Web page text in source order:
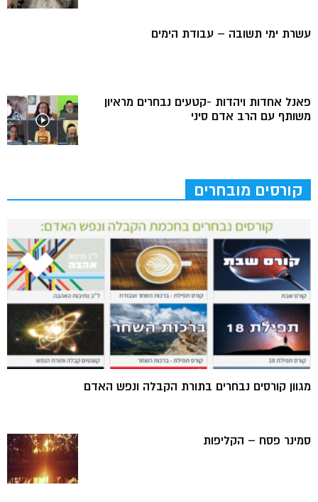
עשרת ימי תשובה – עבודת הימים
פאנל אחדות ויהדות -קטעים נבחרים מראיון
משותף עם הרב אדם סיני
קורסים מובחרים
מגוון קורסים נבחרים בתורת הקבלה ונפש האדם
סמינר פסח – הקליפות